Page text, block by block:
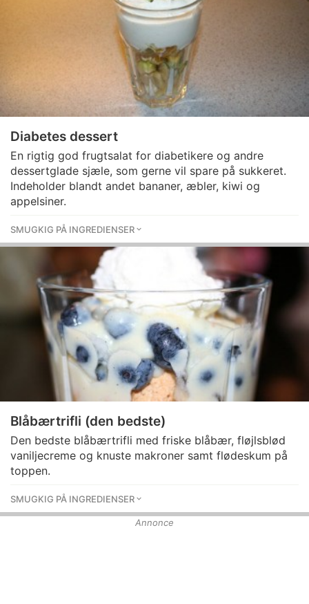
Diabetes dessert
En rigtig god frugtsalat for diabetikere og andre
dessertglade sjæle, som gerne vil spare på sukkeret.
Indeholder blandt andet bananer, æbler, kiwi og
appelsiner.
SMUGKIG PÅ INGREDIENSER
Blåbærtrifli (den bedste)
Den bedste blåbærtrifli med friske blåbær, fløjlsblød
vaniljecreme og knuste makroner samt flødeskum på
toppen.
SMUGKIG PÅ INGREDIENSER
Annonce